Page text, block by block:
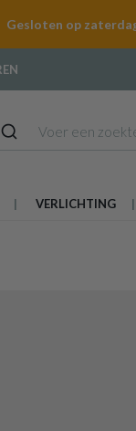
Gesloten op
VERLICHTING